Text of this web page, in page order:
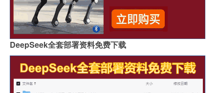
DeepSeek全套部署资料免费下载